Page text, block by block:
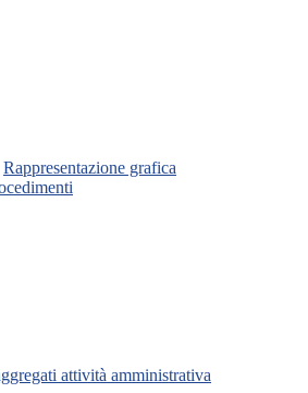
Rappresentazione grafica
attività amministrativa